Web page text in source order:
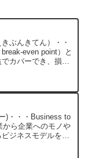
ぶんきてん）・・
even point）と
カバーでき、損益
＝固定費 と...
)・・・Business to
から企業へのモノや
ジネスモデルを指